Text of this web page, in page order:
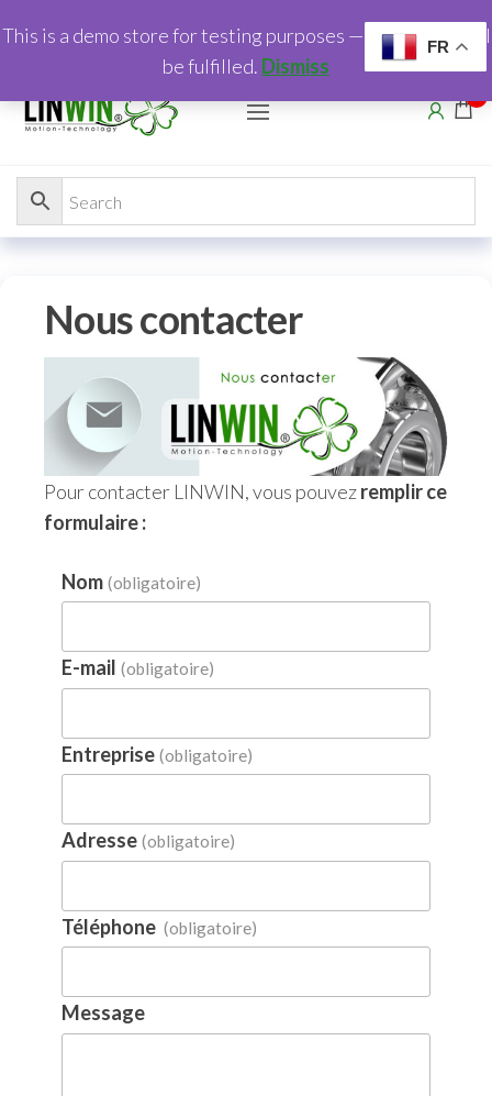
Nous contacter
Pour contacter LINWIN, vous pouvezremplir ce
formulaire :
Nom (obligatoire)
E-mail (obligatoire)
Entreprise (obligatoire)
Adresse (obligatoire)
Téléphone (obligatoire)
Message
FR
This is a demo store for testing purposes — no orders shall
be fulfilled. Dismiss